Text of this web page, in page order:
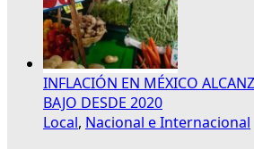
INFLACIÓN EN MÉXICO
BAJO DESDE 2020
Local, Nacional e Internacional